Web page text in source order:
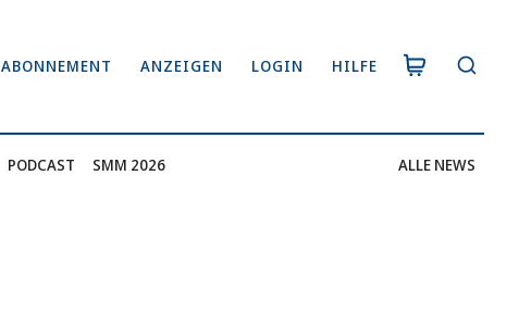
ABONNEMENT ANZEIGEN LOGIN HILFE
PODCAST SMM 2026 ALLE NEWS